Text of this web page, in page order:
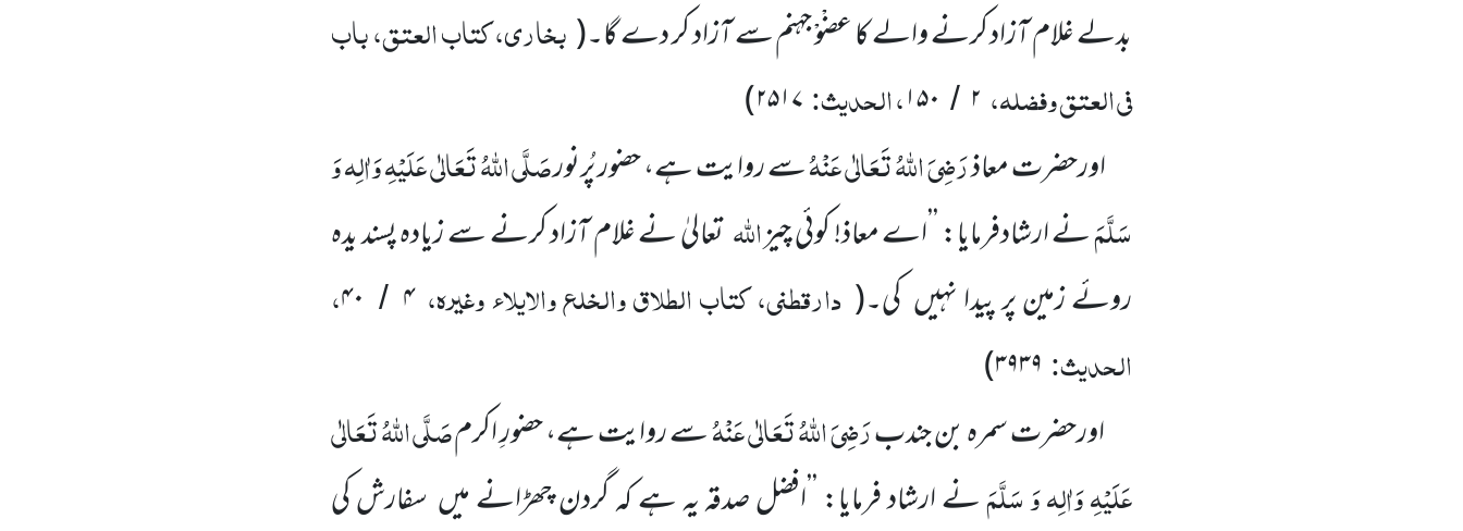
بدلے غلام آزاد کرنے والے کا عضْوْ جہنم سے آزاد کر دے گا۔(بخاری، کتاب العتق، باب
فی العتق وفضلہ، ۲ / ۱۵۰، الحدیث:۲۵۱۷)
اورحضرت معاذرَضِیَ اللّٰہُ تَعَالٰی عَنْہُسے روایت ہے، حضور پُرنورصَلَّی اللّٰہُ تَعَالٰی عَلَیْہِ وَاٰلِہ وَ
سَلَّمَنے ارشادفرمایا: ’’اے معاذ! کوئی چیزاللّٰہتعالیٰ نے غلام آزاد کرنے سے زیادہ پسند یدہ
روئے زمین پر پیدا نہیں کی۔( دارقطنی، کتاب الطلاق والخلع والایلاء وغیرہ، ۴ / ۴۰،
الحدیث: ۳۹۳۹)
اورحضرت سمرہ بن جندبرَضِیَ اللّٰہُ تَعَالٰی عَنْہُسے روایت ہے، حضورِ اکرمصَلَّی اللّٰہُ تَعَالٰی
عَلَیْہِ وَاٰلِہ وَ سَلَّمَنے ارشاد فرمایا: ’’افضل صدقہ یہ ہے کہ گردن چھڑانے میں سفارش کی